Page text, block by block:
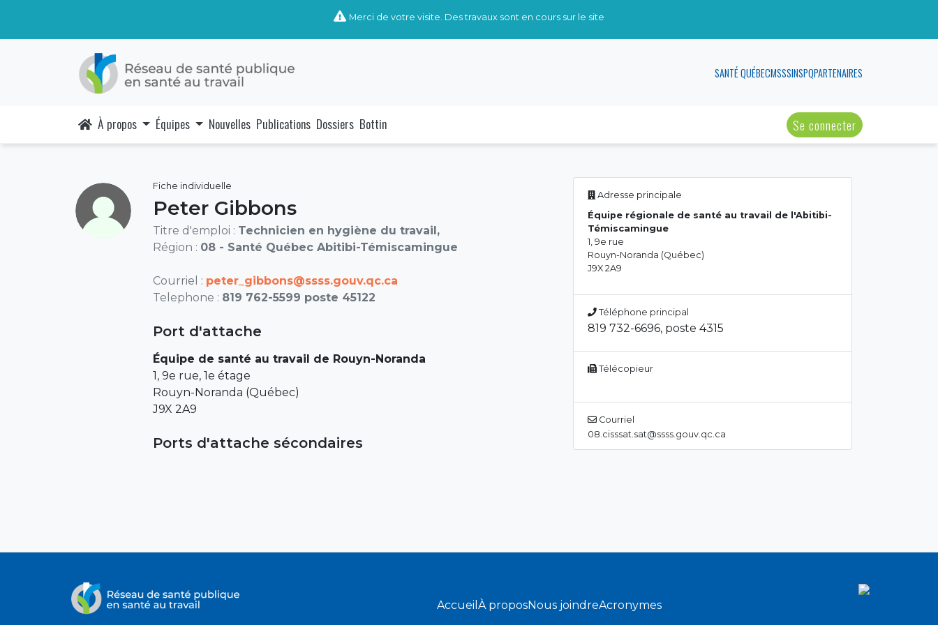
Merci de votre visite. Des travaux sont en cours sur le site
SANTÉ QUÉBECMSSSINSPQPARTENAIRES
À propos Équipes Nouvelles Publications Dossiers Bottin Se connecter
Fiche individuelle
Peter Gibbons
Titre d'emploi : Technicien en hygiène du travail,
Région : 08 - Santé Québec Abitibi-Témiscamingue
Courriel : peter_gibbons@ssss.gouv.qc.ca
Telephone : 819 762-5599 poste 45122
Port d'attache
Équipe de santé au travail de Rouyn-Noranda
1, 9e rue, 1e étage
Rouyn-Noranda (Québec)
J9X 2A9
Ports d'attache sécondaires
Adresse principale
Équipe régionale de santé au travail de l'Abitibi-
Témiscamingue
1, 9e rue
Rouyn-Noranda (Québec)
J9X 2A9
Téléphone principal
819 732-6696, poste 4315
Télécopieur
Courriel
08.cisssat.sat@ssss.gouv.qc.ca
Accueil À proposNous joindreAcronymes